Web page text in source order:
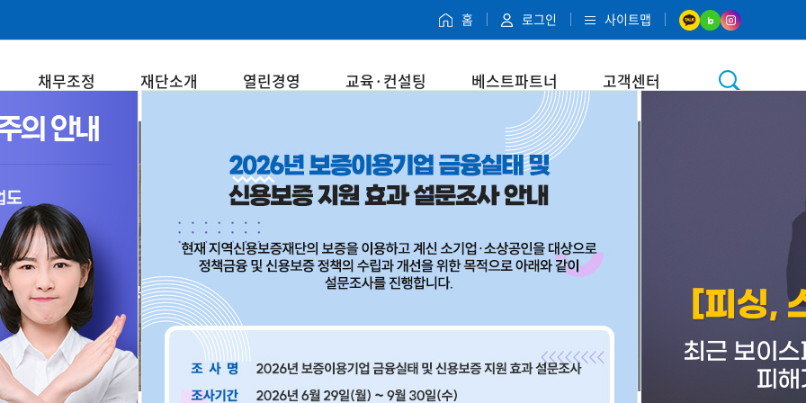
홈 로그인 사이트맵
채무조정 재단소개 열린경영 교육·컨설팅 베스트파트너 고객센터
재단소개
중소기업과 소상공인의 든든한 동반자! 강원신용보증재단